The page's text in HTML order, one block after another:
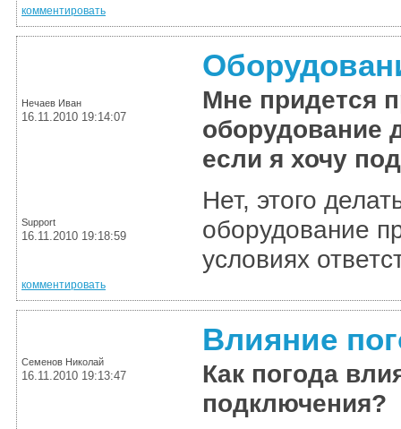
комментировать
Нечаев Иван
16.11.2010 19:14:07
Мне придется
оборудование
если я хочу
Support
16.11.2010 19:18:59
Нет, этого
оборудование
условиях
комментировать
Семенов Николай
16.11.2010 19:13:47
Влияние
Как погода
подключения?